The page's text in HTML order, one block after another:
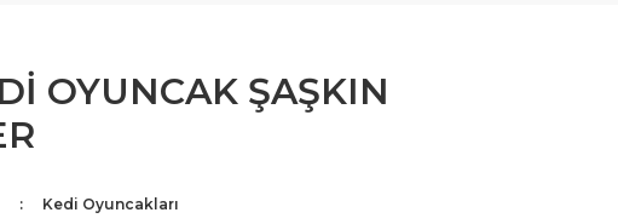
OYUNCAK ŞAŞKIN
Kedi Oyuncakları